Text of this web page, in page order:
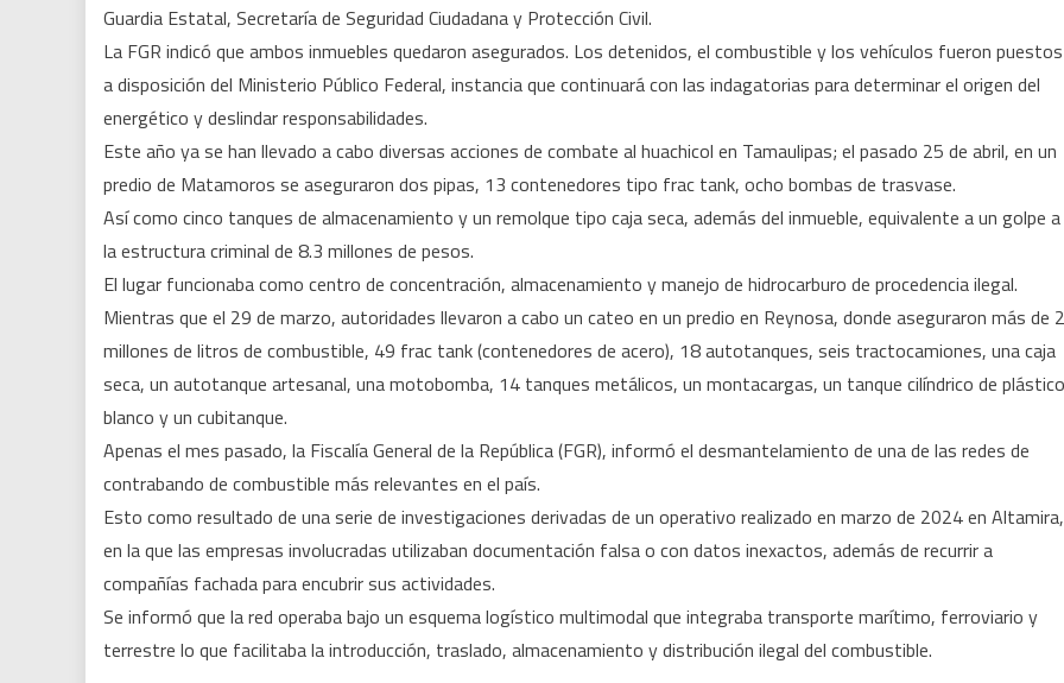
Guardia Estatal, Secretaría de Seguridad Ciudadana y Protección Civil.
La FGR indicó que ambos inmuebles quedaron asegurados. Los detenidos, el combustible y los vehículos fueron puestos
a disposición del Ministerio Público Federal, instancia que continuará con las indagatorias para determinar el origen del
energético y deslindar responsabilidades.
Este año ya se han llevado a cabo diversas acciones de combate al huachicol en Tamaulipas; el pasado 25 de abril, en un
predio de Matamoros se aseguraron dos pipas, 13 contenedores tipo frac tank, ocho bombas de trasvase.
Así como cinco tanques de almacenamiento y un remolque tipo caja seca, además del inmueble, equivalente a un golpe a
la estructura criminal de 8.3 millones de pesos.
El lugar funcionaba como centro de concentración, almacenamiento y manejo de hidrocarburo de procedencia ilegal.
Mientras que el 29 de marzo, autoridades llevaron a cabo un cateo en un predio en Reynosa, donde aseguraron más de 2
millones de litros de combustible, 49 frac tank (contenedores de acero), 18 autotanques, seis tractocamiones, una caja
seca, un autotanque artesanal, una motobomba, 14 tanques metálicos, un montacargas, un tanque cilíndrico de plástico
blanco y un cubitanque.
Apenas el mes pasado, la Fiscalía General de la República (FGR), informó el desmantelamiento de una de las redes de
contrabando de combustible más relevantes en el país.
Esto como resultado de una serie de investigaciones derivadas de un operativo realizado en marzo de 2024 en Altamira,
en la que las empresas involucradas utilizaban documentación falsa o con datos inexactos, además de recurrir a
compañías fachada para encubrir sus actividades.
Se informó que la red operaba bajo un esquema logístico multimodal que integraba transporte marítimo, ferroviario y
terrestre lo que facilitaba la introducción, traslado, almacenamiento y distribución ilegal del combustible.